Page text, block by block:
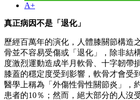
A+
真正病因不是「退化」
歷經百萬年的演化，人體膝關節構造
骨並不容易受傷或「退化」，除非結
度激烈運動造成半月軟骨、十字韌帶
膝蓋的穩定度受到影響，軟骨才會受
醫學上稱為「外傷性骨性關節炎」，
患者的10％；然而，絕大部分的人沒